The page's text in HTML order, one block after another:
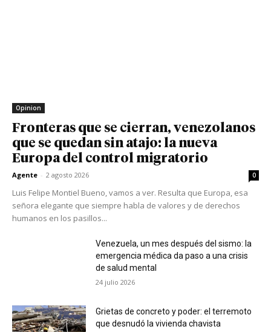
Opinion
Fronteras que se cierran, venezolanos
que se quedan sin atajo: la nueva
Europa del control migratorio
Agente - 2 agosto 2026 0
Luis Felipe Montiel Bueno, vamos a ver. Resulta que Europa, esa
señora elegante que siempre habla de valores y de derechos
humanos en los pasillos...
Venezuela, un mes después del sismo: la
emergencia médica da paso a una crisis
de salud mental
24 julio 2026
Grietas de concreto y poder: el terremoto
que desnudó la vivienda chavista